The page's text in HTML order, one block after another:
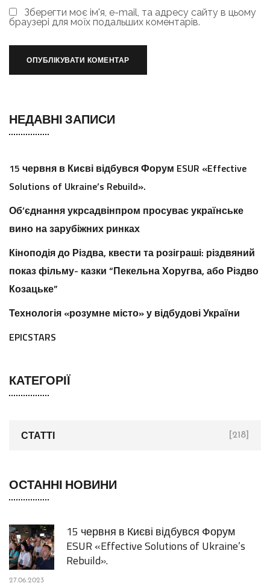
Зберегти моє ім'я, e-mail, та адресу сайту в цьому
браузері для моїх подальших коментарів.
НЕДАВНІ ЗАПИСИ
15 червня в Києві відбувся Форум ESUR «Effective
Solutions of Ukraine’s Rebuild».
Об’єднання укрсадвінпром просуває українське
вино на зарубіжних ринках
Кіноподія до Різдва, квести та розіграші: різдвяний
показ фільму- казки “Пекельна Хоругва, або Різдво
Козацьке”
Технологія «розумне місто» у відбудові України
EPICSTARS
КАТЕГОРІЇ
СТАТТІ [218]
ОСТАННІ НОВИНИ
15 червня в Києві відбувся Форум
ESUR «Effective Solutions of Ukraine’s
Rebuild».
27.06.2023